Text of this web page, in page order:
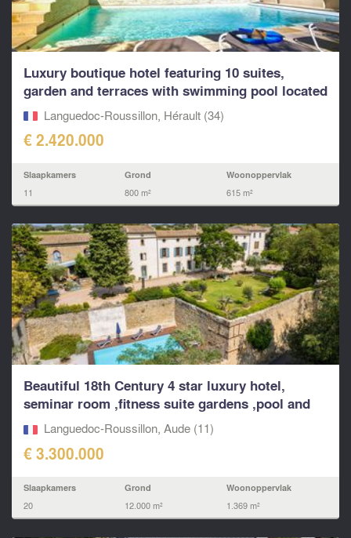
Luxury boutique hotel featuring 10 suites,
garden and terraces with swimming pool located
near to Pé
Languedoc-Roussillon, Hérault (34)
€ 2.420.000
Slaapkamers
11
Grond
800 m²
Woonoppervlak
615 m²
Beautiful 18th Century 4 star luxury hotel,
seminar room ,fitness suite gardens ,pool and
apartments
Languedoc-Roussillon, Aude (11)
€ 3.300.000
Slaapkamers
20
Grond
12.000 m²
Woonoppervlak
1.369 m²